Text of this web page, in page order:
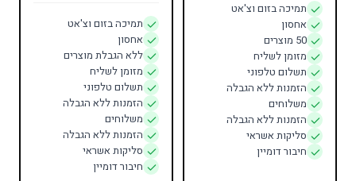
תמיכה בזום וצ'אט
אחסון
50 מוצרים
מזומן לשליח
תשלום טלפוני
הזמנות ללא הגבלה
משלוחים
הזמנות ללא הגבלה
סליקות אשראי
חיבור דומיין
תמיכה בזום וצ'אט
אחסון
ללא הגבלת מוצרים
מזומן לשליח
תשלום טלפוני
הזמנות ללא הגבלה
משלוחים
הזמנות ללא הגבלה
סליקות אשראי
חיבור דומיין